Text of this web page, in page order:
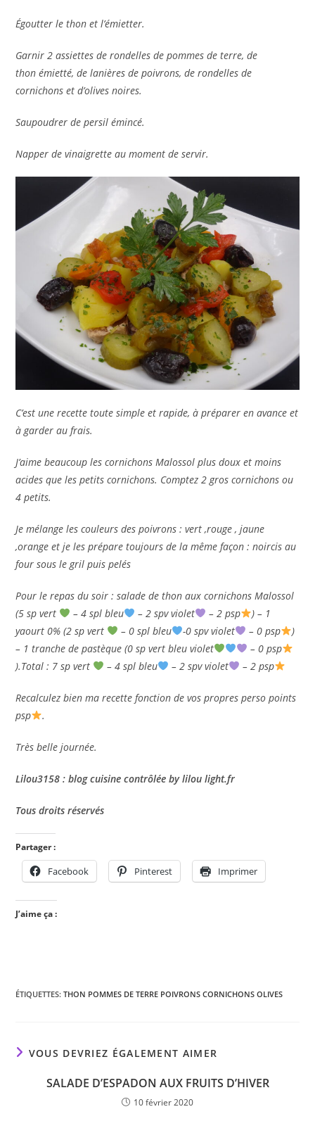
Égoutter le thon et l’émietter.
Garnir 2 assiettes de rondelles de pommes de terre, de
thon émietté, de lanières de poivrons, de rondelles de
cornichons et d’olives noires.
Saupoudrer de persil émincé.
Napper de vinaigrette au moment de servir.
C’est une recette toute simple et rapide, à préparer en avance et
à garder au frais.
J’aime beaucoup les cornichons Malossol plus doux et moins
acides que les petits cornichons. Comptez 2 gros cornichons ou
4 petits.
Je mélange les couleurs des poivrons : vert ,rouge , jaune
,orange et je les prépare toujours de la même façon : noircis au
four sous le gril puis pelés
Pour le repas du soir : salade de thon aux cornichons Malossol
(5 sp vert
– 4 spl bleu – 2 spv violet – 2 psp
) – 1
yaourt 0% (2 sp vert
– 0 spl bleu -0 spv violet – 0 psp
)
– 1 tranche de pastèque (0 sp vert bleu violet
– 0 psp
).Total : 7 sp vert
– 4 spl bleu – 2 spv violet – 2 psp
Recalculez bien ma recette fonction de vos propres perso points
psp
.
Très belle journée.
Lilou3158 : blog cuisine contrôlée by lilou light.fr
Tous droits réservés
Partager :
Facebook Pinterest Imprimer
J’aime ça :
ÉTIQUETTES:THON POMMES DE TERRE POIVRONS CORNICHONS OLIVES
VOUS DEVRIEZ ÉGALEMENT AIMER
SALADE D’ESPADON AUX FRUITS D’HIVER
10 février 2020